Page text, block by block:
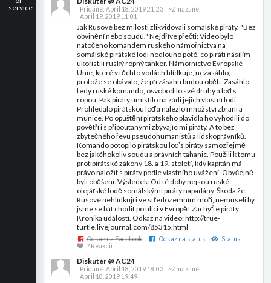
service
Pridané:April 18, 2019 21:23
~Zmazané:
April 19, 2019 11:01
Jak Rusové bez milosti zlikvidovali somálské piráty. "Bez
obvinění nebo soudu." Nejdříve přečti: Video bylo
natočeno komandem ruského námořnictva na
somálské pirátské lodi nedlouho poté, co piráti násilím
ukořistili ruský ropný tanker. Námořnictvo Evropské
Unie, které v těchto vodách hlídkuje, nezasáhlo,
protože se obávalo, že při zásahu budou oběti. Zasáhlo
tedy ruské komando, osvobodilo své druhy a loď s
ropou. Pak piráty umístilo na zádi jejich vlastní lodi.
Prohledalo pirátskou loď a nalezlo množství zbraní a
munice. Po opuštění pirátského plavidla ho vyhodili do
povětří i s připoutanými zbývajícími piráty. A to bez
zbytečného řevu pseudohumanistů a lidskoprávníků.
Komando potopilo pirátskou loď s piráty samozřejmě
bez jakéhokoliv soudu a právních tahanic. Použili k tomu
protipirátské zákony 18. a 19. století, kdy kapitán má
právo naložit s piráty podle vlastního uvážení. Obyčejně
byli oběšeni. Výsledek: Od té doby nejsou ruské
olejářské lodě somálskými piráty napadány. Škoda že
Rusové nehlídkují i ve středozemním moři, nemuseli by
jsme se bát chodit po ulici v Evropě! Zachyťte piráty
Kronika událostí. Odkaz na video: http://true-
turtle.livejournal.com/85315.html
Odkaz na Facebook Odkaz na status
Status
? Reakcií
Diskutér @ AC24
Pridané:April 18, 2019 18:03
~Zmazané:
April 18, 2019 19:49